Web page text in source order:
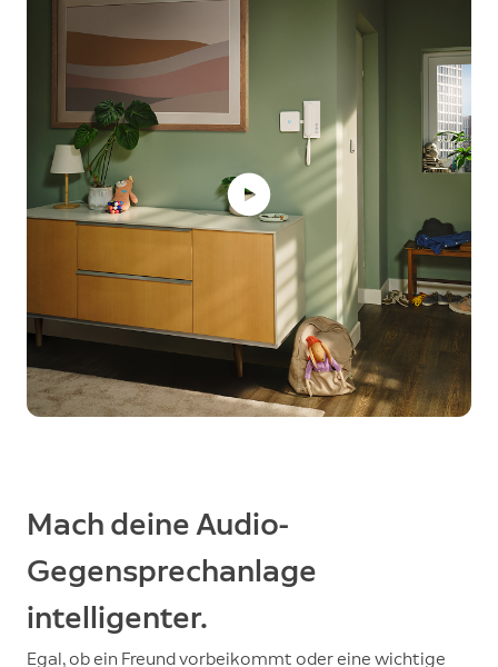
Mach deine Audio-
Gegensprechanlage
intelligenter.
Egal, ob ein Freund vorbeikommt oder eine wichtige